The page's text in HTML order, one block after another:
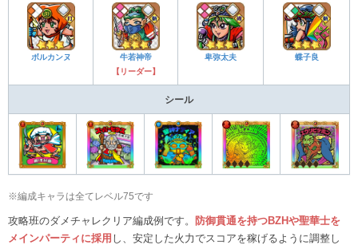
ボルカンヌ
牛若神帝
【リーダー】
卑弥太夫 蝶子良
シール
※編成キャラは全てレベル75です
攻略班のダメチャレクリア編成例です。
防御貫通を持つBZHや聖華士を
メインパーティに採用 し、安定した火力でスコアを稼げるように調整し